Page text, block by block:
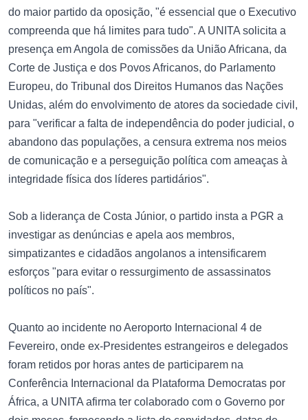
do maior partido da oposição, "é essencial que o Executivo
compreenda que há limites para tudo". A UNITA solicita a
presença em Angola de comissões da União Africana, da
Corte de Justiça e dos Povos Africanos, do Parlamento
Europeu, do Tribunal dos Direitos Humanos das Nações
Unidas, além do envolvimento de atores da sociedade civil,
para "verificar a falta de independência do poder judicial, o
abandono das populações, a censura extrema nos meios
de comunicação e a perseguição política com ameaças à
integridade física dos líderes partidários".
Sob a liderança de Costa Júnior, o partido insta a PGR a
investigar as denúncias e apela aos membros,
simpatizantes e cidadãos angolanos a intensificarem
esforços "para evitar o ressurgimento de assassinatos
políticos no país".
Quanto ao incidente no Aeroporto Internacional 4 de
Fevereiro, onde ex-Presidentes estrangeiros e delegados
foram retidos por horas antes de participarem na
Conferência Internacional da Plataforma Democratas por
África, a UNITA afirma ter colaborado com o Governo por